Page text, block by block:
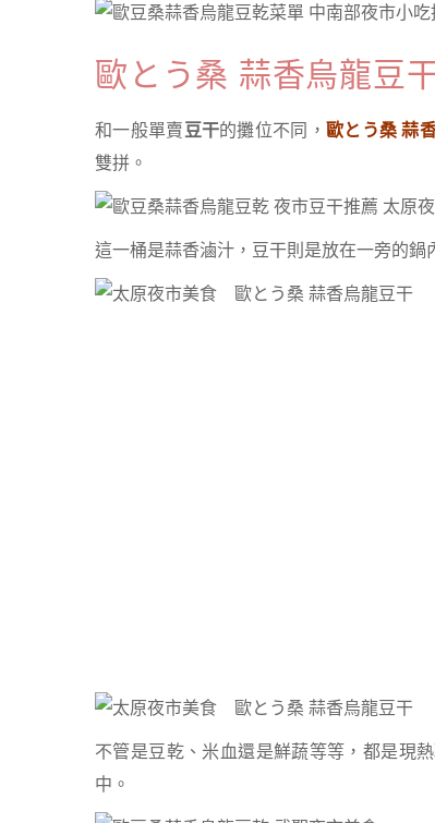
歐とう桑 蒜香烏龍豆
和一般單賣 豆干的攤位不同， 歐とう桑 蒜
雙拼。
這一桶是蒜香滷汁，豆干則是放在一旁的鍋
不管是豆乾、米血還是鮮蔬等等，都是現
中。